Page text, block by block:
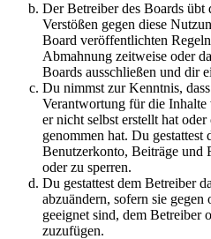
Der Betreiber des Boards übt
Verstößen gegen diese
Board veröffentlichten
Abmahnung zeitweise oder
Boards ausschließen und dir
Du nimmst zur Kenntnis,
Verantwortung für die
er nicht selbst erstellt hat
genommen hat. Du gestattest
Benutzerkonto, Beiträge und
oder zu sperren.
Du gestattest dem Betreiber
abzuändern, sofern sie
geeignet sind, dem Betreiber
zuzufügen.